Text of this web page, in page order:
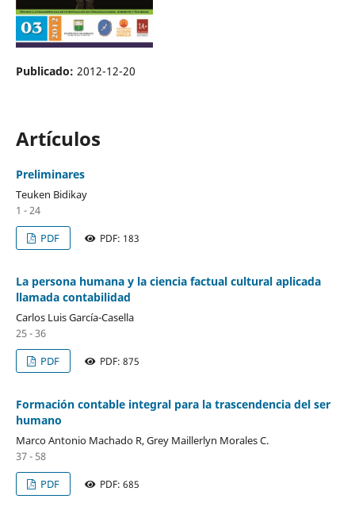
Publicado: 2012-12-20
Artículos
Preliminares
Teuken Bidikay
1 - 24
PDF
PDF: 183
La persona humana y la ciencia factual cultural aplicada
llamada contabilidad
Carlos Luis García-Casella
25 - 36
PDF
PDF: 875
Formación contable integral para la trascendencia del ser
humano
Marco Antonio Machado R, Grey Maillerlyn Morales C.
37 - 58
PDF
PDF: 685